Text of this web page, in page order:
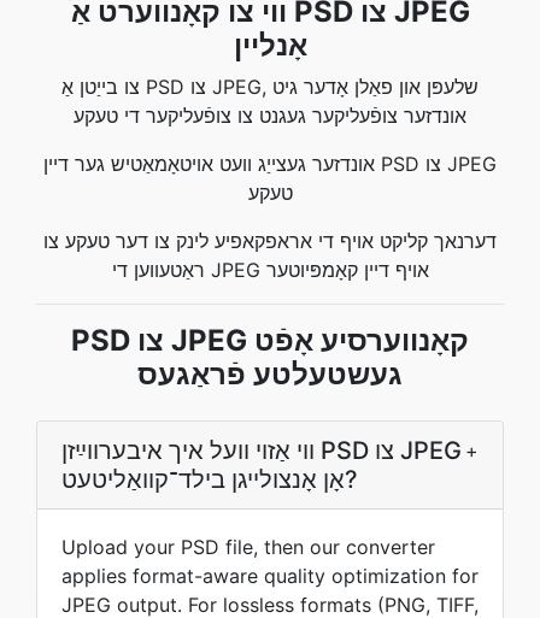
ווי צו קאָנווערט אַ PSD צו JPEG
אָנליין
צו בייַטן אַ PSD צו JPEG, שלעפּן און פאַלן אָדער גיט
אונדזער צופֿעליקער געגנט צו צופֿעליקער די טעקע
אונדזער געצייַג וועט אויטאָמאַטיש גער דיין PSD צו JPEG
טעקע
דערנאך קליקט אויף די אראפקאפיע לינק צו דער טעקע צו
ראַטעווען די JPEG אויף דיין קאָמפּיוטער
PSD צו JPEG קאָנווערסיע אָפֿט
געשטעלטע פֿראַגעס
ווי אַזוי װעל איך איבערװײַזן PSD צו JPEG
אָן אָנצולײגן בילד־קװאַליטעט?
+
Upload your PSD file, then our converter
applies format-aware quality optimization for
JPEG output. For lossless formats (PNG, TIFF,